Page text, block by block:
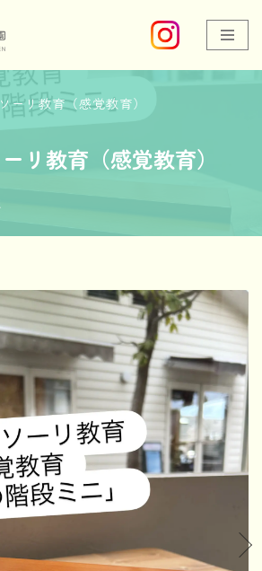
ーリ教育（感覚教育）
リ教育（感覚教育）